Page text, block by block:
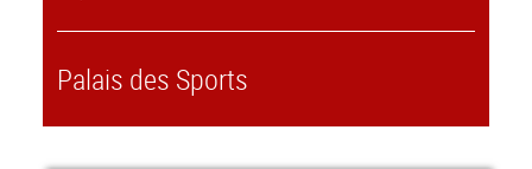
Palais des Sports